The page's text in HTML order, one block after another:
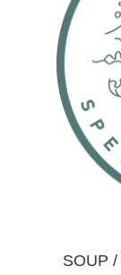
SOUP /